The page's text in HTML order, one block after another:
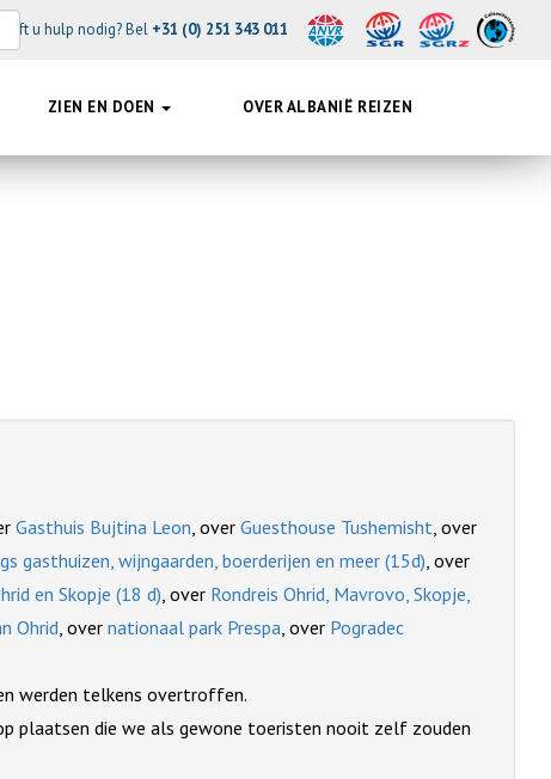
Heeft u hulp nodig? Bel +31 (0) 251 343 011
ZIEN EN DOEN OVER ALBANIË REIZEN
Gasthuis Bujtina Leon, over Guesthouse Tushemisht, over
gasthuizen, wijngaarden, boerderijen en meer (15d), over
en Skopje (18 d), over Rondreis Ohrid, Mavrovo, Skopje,
Ohrid, over nationaal park Prespa, over Pogradec
werden telkens overtroffen.
plaatsen die we als gewone toeristen nooit zelf zouden